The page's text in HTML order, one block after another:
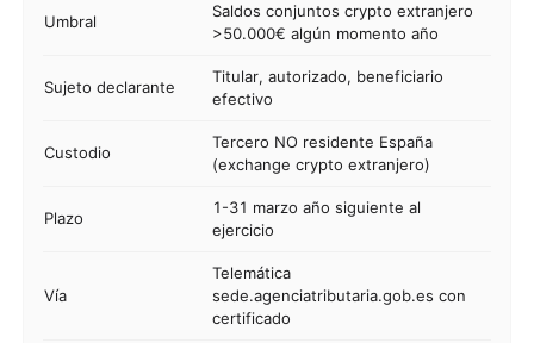
Umbral
Saldos conjuntos crypto extranjero
>50.000€ algún momento año
Sujeto declarante
Titular, autorizado, beneficiario
efectivo
Custodio
Tercero NO residente España
(exchange crypto extranjero)
Plazo
1-31 marzo año siguiente al
ejercicio
Vía
Telemática
sede.agenciatributaria.gob.es con
certificado